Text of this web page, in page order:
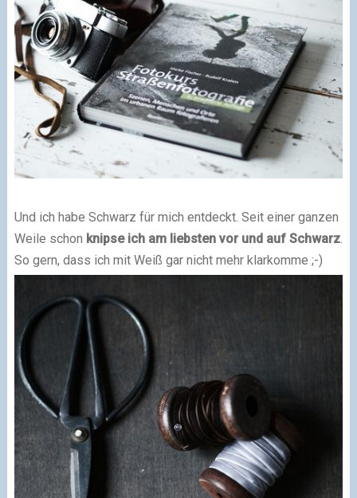
Und ich habe Schwarz für mich entdeckt. Seit einer ganzen
Weile schon knipse ich am liebsten vor und auf Schwarz.
So gern, dass ich mit Weiß gar nicht mehr klarkomme ;-)